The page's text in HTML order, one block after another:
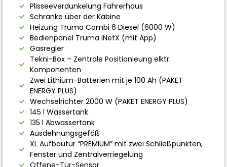
Plisseeverdunkelung Fahrerhaus
Schränke über der Kabine
Heizung Truma Combi 6 Diesel (6000 W)
Bedienpanel Truma iNetX (mit App)
Gasregler
Tekni-Box – Zentrale Positionieung elktr.
Komponenten
Zwei Lithium-Batterien mit je 100 Ah (PAKET
ENERGY PLUS)
Wechselrichter 2000 W (PAKET ENERGY PLUS)
145 l Wassertank
135 l Abwassertank
Ausdehnungsgefäß
XL Aufbautür “PREMIUM” mit zwei Schließpunkten,
Fenster und Zentralverriegelung
Offene-Tür-Sensor